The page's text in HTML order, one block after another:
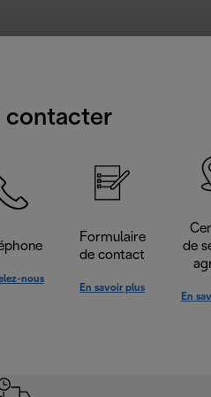
contacter
nous
Formulaire
de contact
En savoir plus
de
En